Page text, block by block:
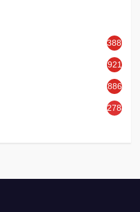
3886
921
886
2784